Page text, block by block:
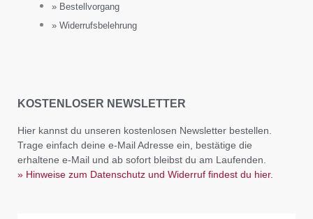
» Bestellvorgang
» Widerrufsbelehrung
KOSTENLOSER NEWSLETTER
Hier kannst du unseren kostenlosen Newsletter bestellen.
Trage einfach deine e-Mail Adresse ein, bestätige die
erhaltene e-Mail und ab sofort bleibst du am Laufenden.
» Hinweise zum Datenschutz und Widerruf findest du hier.